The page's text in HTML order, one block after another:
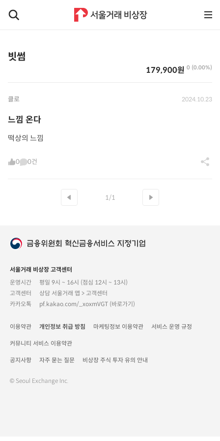
빗썸
0 (0.00%)
179,900원
클로 2024.10.23
느낌 온다
떡상의 느낌
0 0건
1/1
서울거래 비상장 고객센터
운영시간
평일 9시 ~ 16시 (점심 12시 ~ 13시)
고객센터
상담 서울거래 앱 > 고객센터
카카오톡
pf.kakao.com/_xoxmVGT (바로가기)
이용약관 개인정보 취급 방침 마케팅정보 이용약관 서비스 운영 규정
커뮤니티 서비스 이용약관
공지사항 자주 묻는 질문 비상장 주식 투자 유의 안내
© Seoul Exchange Inc.